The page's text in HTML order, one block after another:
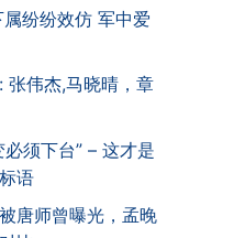
纷纷效仿 军中爱
张伟杰,马晓晴，章
须下台” – 这才是
语
唐师曾曝光，孟晚